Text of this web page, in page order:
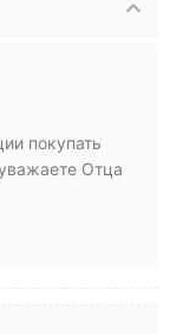
покупать
Отца